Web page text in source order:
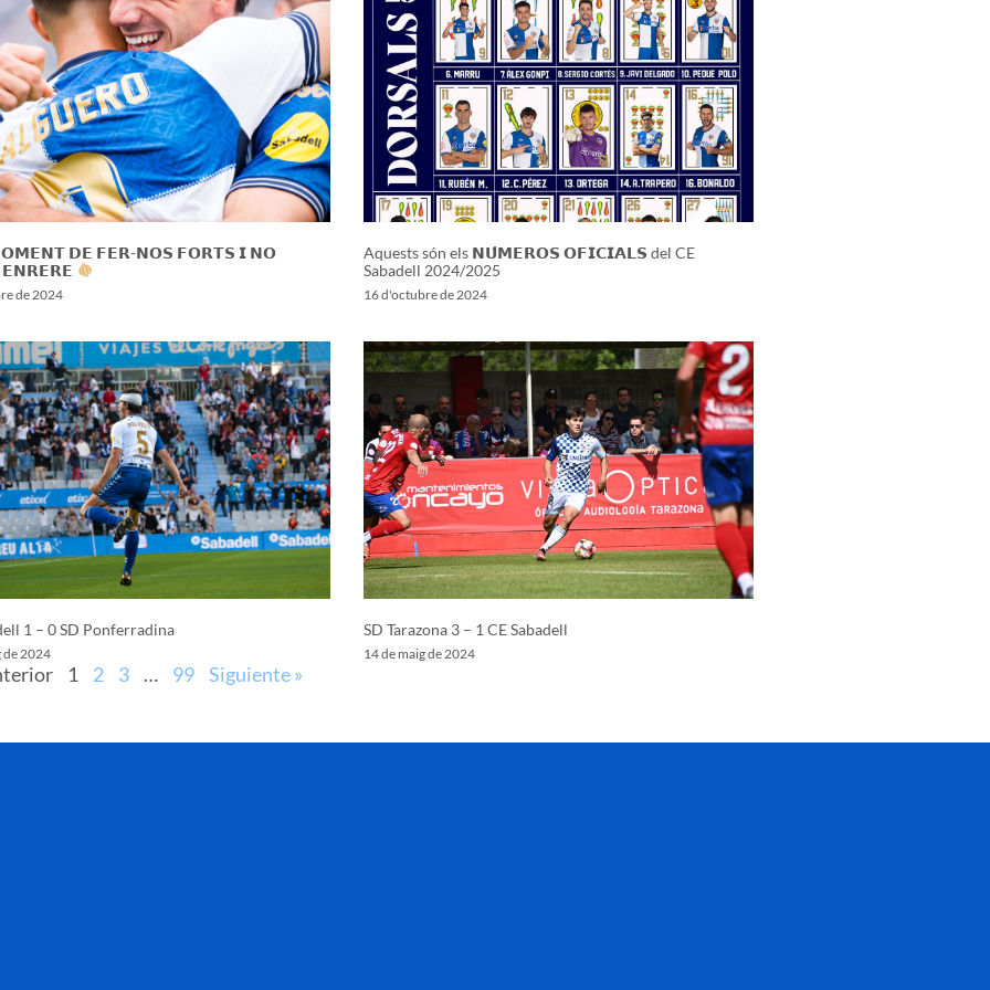
𝗗𝗘 𝗙𝗘𝗥-𝗡𝗢𝗦 𝗙𝗢𝗥𝗧𝗦 𝗜 𝗡𝗢
de 2024
Aquests són els 𝗡𝗨́𝗠𝗘𝗥𝗢𝗦 𝗢𝗙𝗜𝗖𝗜𝗔𝗟𝗦 del CE
Sabadell 2024/2025
16 d'octubre de 2024
1 – 0 SD Ponferradina
de 2024
SD Tarazona 3 – 1 CE Sabadell
14 de maig de 2024
1 2 3 … 99 Siguiente »